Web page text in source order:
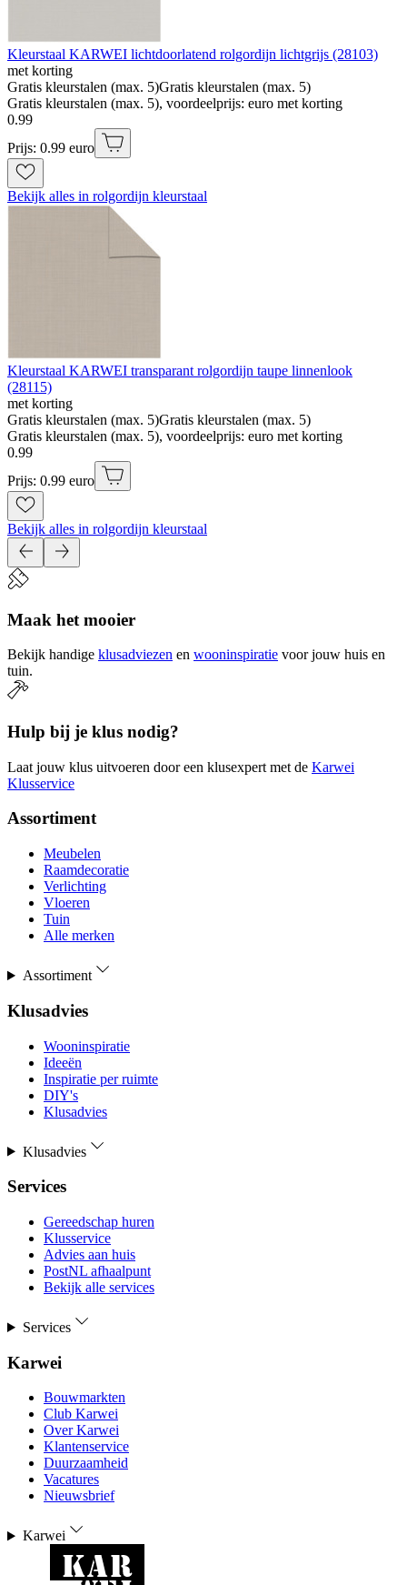
Kleurstaal KARWEI lichtdoorlatend rolgordijn lichtgrijs (28103)
met korting
Gratis kleurstalen (max. 5)Gratis kleurstalen (max. 5)
Gratis kleurstalen (max. 5), voordeelprijs: euro met korting
0.99
Prijs: 0.99 euro
Bekijk alles in rolgordijn kleurstaal
Kleurstaal KARWEI transparant rolgordijn taupe linnenlook
(28115)
met korting
Gratis kleurstalen (max. 5)Gratis kleurstalen (max. 5)
Gratis kleurstalen (max. 5), voordeelprijs: euro met korting
0.99
Prijs: 0.99 euro
Bekijk alles in rolgordijn kleurstaal
Maak het mooier
Bekijk handige klusadviezen en wooninspiratie voor jouw huis en
tuin.
Hulp bij je klus nodig?
Laat jouw klus uitvoeren door een klusexpert met de Karwei
Klusservice
Assortiment
Meubelen
Raamdecoratie
Verlichting
Vloeren
Tuin
Alle merken
Assortiment
Klusadvies
Wooninspiratie
Ideeën
Inspiratie per ruimte
DIY's
Klusadvies
Klusadvies
Services
Gereedschap huren
Klusservice
Advies aan huis
PostNL afhaalpunt
Bekijk alle services
Services
Karwei
Bouwmarkten
Club Karwei
Over Karwei
Klantenservice
Duurzaamheid
Vacatures
Nieuwsbrief
Karwei